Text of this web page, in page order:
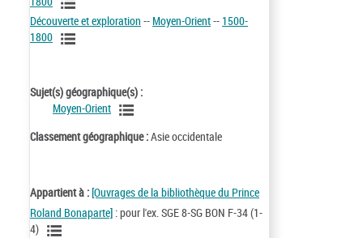
Découverte et exploration -- Moyen-Orient-- 1500-
1800
Sujet(s) géographique(s) :
Moyen-Orient
Classement géographique :Asie occidentale
Appartient à :[Ouvrages de la bibliothèque du Prince
Roland Bonaparte] : pour l'ex. SGE 8-SG BON F-34 (1-
4)